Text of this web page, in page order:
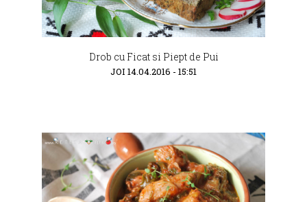
Drob cu Ficat si Piept de Pui
JOI 14.04.2016 - 15:51